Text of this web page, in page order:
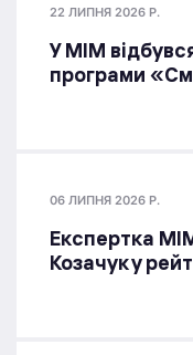
22 ЛИПНЯ 2026 Р.
У МІМ
програми
06 ЛИПНЯ 2026 Р.
Експертка
Козачук у